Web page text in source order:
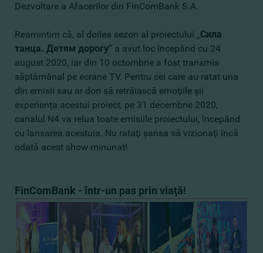
Dezvoltare a Afacerilor din FinComBank S.A.
Reamintim că, al doilea sezon al proiectului „Сила
танца. Детям дорогу” a avut loc începând cu 24
august 2020, iar din 10 octombrie a fost transmis
săptămânal pe ecrane TV. Pentru cei care au ratat una
din emisii sau ar dori să retrăiască emoţiile şii
experienţa acestui proiect, pe 31 decembrie 2020,
canalul N4 va relua toate emisiile proiectului, începând
cu lansarea acestuia. Nu rataţi şansa să vizionaţi încă
odată acest show minunat!
FinComBank - într-un pas prin viaţă!